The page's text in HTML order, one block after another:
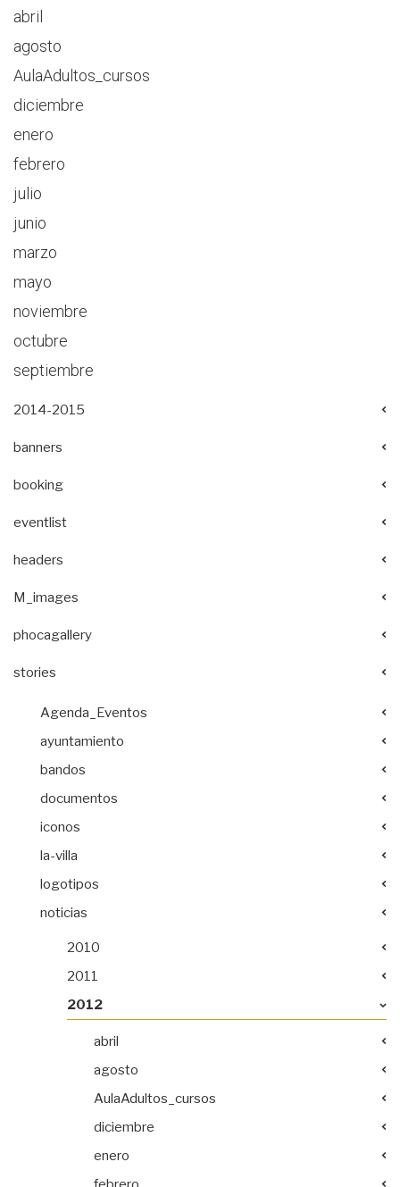
abril
agosto
AulaAdultos_cursos
diciembre
enero
febrero
julio
junio
marzo
mayo
noviembre
octubre
septiembre
2014-2015
banners
booking
eventlist
headers
M_images
phocagallery
stories
Agenda_Eventos
ayuntamiento
bandos
documentos
iconos
la-villa
logotipos
noticias
2010
2011
2012
abril
agosto
AulaAdultos_cursos
diciembre
enero